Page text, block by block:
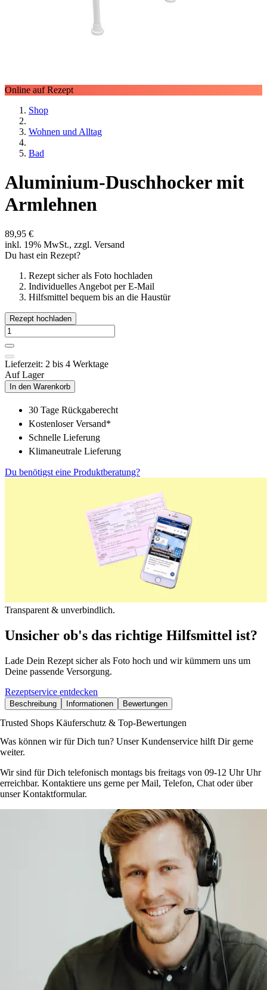
Online auf Rezept
Shop
Wohnen und Alltag
Bad
Aluminium-Duschhocker mit
Armlehnen
89,95 €
inkl. 19% MwSt., zzgl. Versand
Du hast ein Rezept?
Rezept sicher als Foto hochladen
Individuelles Angebot per E-Mail
Hilfsmittel bequem bis an die Haustür
Rezept hochladen
Lieferzeit: 2 bis 4 Werktage
Auf Lager
In den Warenkorb
30 Tage Rückgaberecht
Kostenloser Versand*
Schnelle Lieferung
Klimaneutrale Lieferung
Du benötigst eine Produktberatung?
Transparent & unverbindlich.
Unsicher ob's das richtige Hilfsmittel ist?
Lade Dein Rezept sicher als Foto hoch und wir kümmern uns um
Deine passende Versorgung.
Rezeptservice entdecken
Beschreibung Informationen Bewertungen
Trusted Shops Käuferschutz & Top-Bewertungen
Was können wir für Dich tun? Unser Kundenservice hilft Dir gerne
weiter.
Wir sind für Dich telefonisch montags bis freitags von 09-12 Uhr Uhr
erreichbar. Kontaktiere uns gerne per Mail, Telefon, Chat oder über
unser Kontaktformular.